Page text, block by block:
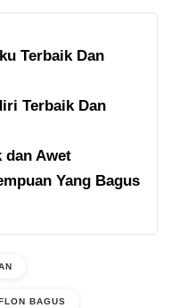
Terbaik Dan
Terbaik Dan
dan Awet
Yang Bagus
BAGUS